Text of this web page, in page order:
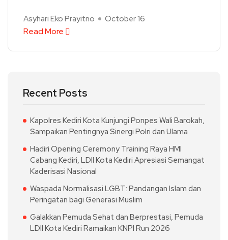
Asyhari Eko Prayitno October 16
Read More
Recent Posts
Kapolres Kediri Kota Kunjungi Ponpes Wali Barokah,
Sampaikan Pentingnya Sinergi Polri dan Ulama
Hadiri Opening Ceremony Training Raya HMI
Cabang Kediri, LDII Kota Kediri Apresiasi Semangat
Kaderisasi Nasional
Waspada Normalisasi LGBT: Pandangan Islam dan
Peringatan bagi Generasi Muslim
Galakkan Pemuda Sehat dan Berprestasi, Pemuda
LDII Kota Kediri Ramaikan KNPI Run 2026